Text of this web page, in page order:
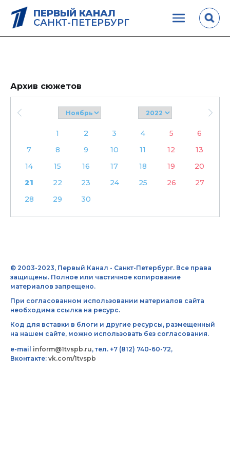
ПЕРВЫЙ КАНАЛ
САНКТ-ПЕТЕРБУРГ
Архив сюжетов
1 2 3 4 5
6
7
8 9 10 11 12
13
14
15 16 17 18 19
20
21
22 23 24 25 26
27
28
29 30
© 2003-2023, Первый Канал - Санкт-Петербург. Все права
защищены. Полное или частичное копирование
материалов запрещено.
При согласованном использовании материалов сайта
необходима ссылка на ресурс.
Код для вставки в блоги и другие ресурсы, размещенный
на нашем сайте, можно использовать без согласования.
e-mail inform@1tvspb.ru, тел. +7 (812) 740-60-72,
Вконтакте: vk.com/1tvspb